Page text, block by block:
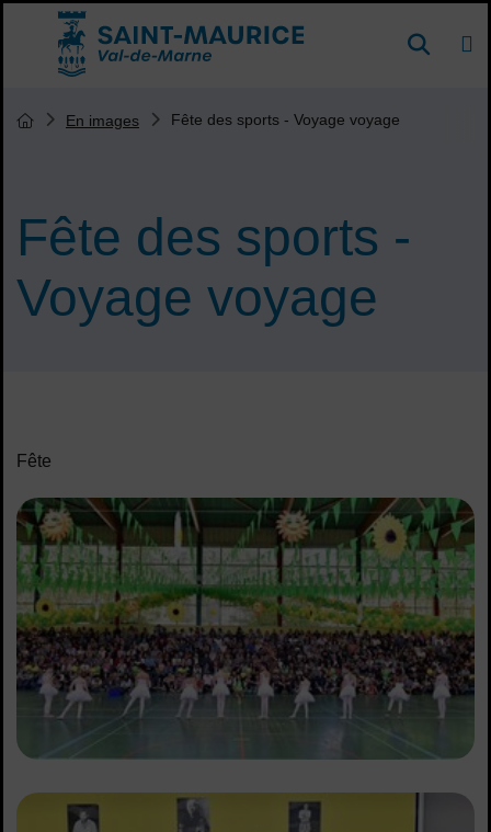
Menu de raccourcis
Accueil ville de Saint-Maurice DE
Fête des sports -
Voyage voyage
Vous êtes ici :
Page d'accueil du site
En images Fête des sports - Voyage voyage
Fête